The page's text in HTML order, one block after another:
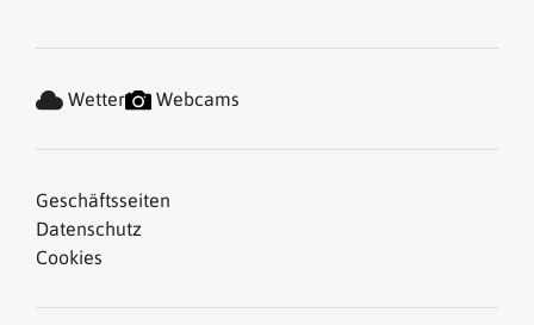
Geschäftsseiten
Datenschutz
Cookies
Wetter Webcams